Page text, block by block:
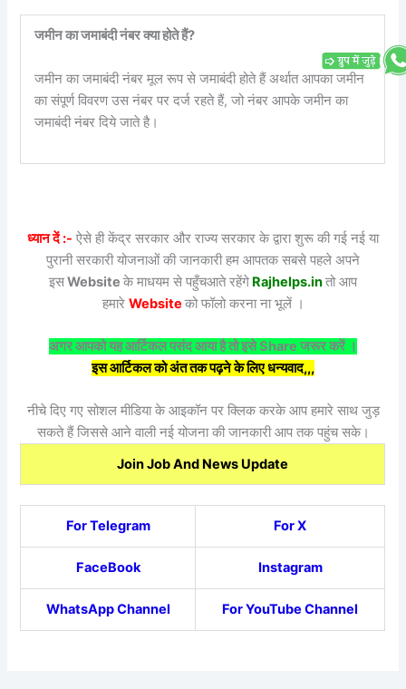
जमीन का जमाबंदी नंबर क्या होते हैं?
जमीन का जमाबंदी नंबर मूल रूप से जमाबंदी होते हैं अर्थात आपका जमीन
का संपूर्ण विवरण उस नंबर पर दर्ज रहते हैं, जो नंबर आपके जमीन का
जमाबंदी नंबर दिये जाते है।
ध्यान दें :- ऐसे ही केंद्र सरकार और राज्य सरकार के द्वारा शुरू की गई नई या
पुरानी सरकारी योजनाओं की जानकारी हम आपतक सबसे पहले अपने
इसWebsite के माधयम से पहुँचआते रहेंगे Rajhelps.inतो आप
हमारे Website को फॉलो करना ना भूलें ।
अगर आपको यह आर्टिकल पसंद आया है तो इसे Share जरूर करें ।
इस आर्टिकल को अंत तक पढ़ने के लिए धन्यवाद,,,
नीचे दिए गए सोशल मीडिया के आइकॉन पर क्लिक करके आप हमारे साथ जुड़
सकते हैं जिससे आने वाली नई योजना की जानकारी आप तक पहुंच सके।
Join Job And News Update
For Telegram For X
FaceBook Instagram
WhatsApp Channel For YouTube Channel